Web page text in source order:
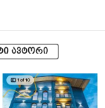
ავტორი